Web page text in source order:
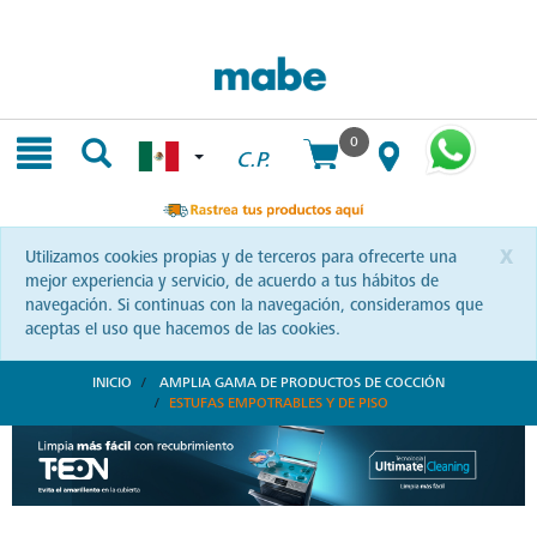
C.P.
0
x
Utilizamos cookies propias y de terceros para ofrecerte una
mejor experiencia y servicio, de acuerdo a tus hábitos de
navegación. Si continuas con la navegación, consideramos que
aceptas el uso que hacemos de las cookies.
INICIO
AMPLIA GAMA DE PRODUCTOS DE COCCIÓN
ESTUFAS EMPOTRABLES Y DE PISO